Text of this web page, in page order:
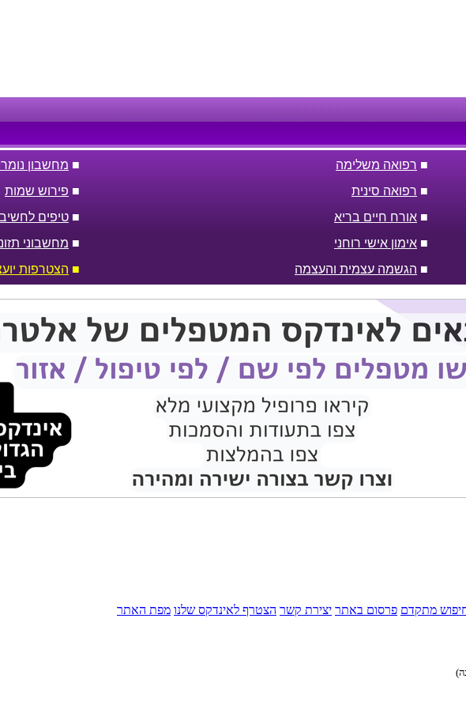
■ רפואה משלימה ■ מחשבון
■ רפואה סינית ■ פירוש שמות
■ אורח חיים בריא ■ טיפים
■ אימון אישי רוחני ■ מחשבוני
■ הגשמה עצמית והעצמה ■ הצטרפות
מתקדם פרסום באתר יצירת קשר הצטרף לאינדקס שלנו מפת האתר